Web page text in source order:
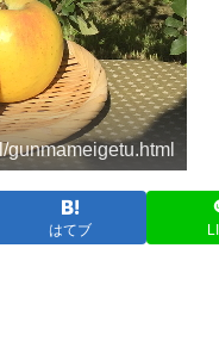
gunmameigetu.html
はてブ